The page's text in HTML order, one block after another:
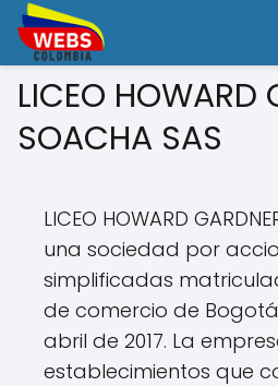
LICEO HOWARD
SOACHA SAS
LICEO HOWARD
una sociedad por
simplificadas
de comercio de
abril de 2017. La
establecimientos que